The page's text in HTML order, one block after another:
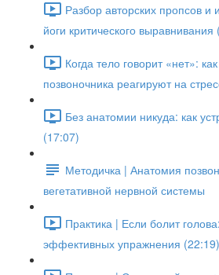
Разбор авторских пропсов и
йоги критического выравнивания
Когда тело говорит «нет»:
позвоночника реагируют на
Без анатомии никуда: как
(17:07)
Методичка | Анатомия
вегетативной нервной системы
Практика | Если болит
эффективных упражнения (22:19)